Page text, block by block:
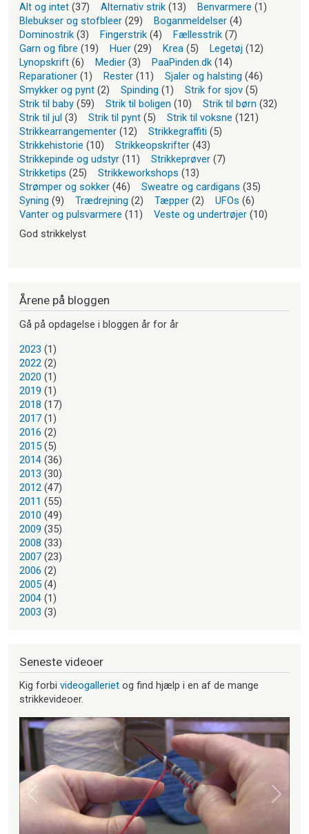
Alt og intet (37) Alternativ strik (13) Benvarmere (1)
Blebukser og stofbleer (29) Boganmeldelser (4)
Dominostrik (3) Fingerstrik (4) Fællesstrik (7)
Garn og fibre (19) Huer (29) Krea (5) Legetøj (12)
Lynopskrift (6) Medier (3) PaaPinden.dk (14)
Reparationer (1) Rester (11) Sjaler og halsting (46)
Smykker og pynt (2) Spinding (1) Strik for sjov (5)
Strik til baby (59) Strik til boligen (10) Strik til børn (32)
Strik til jul (3) Strik til pynt (5) Strik til voksne (121)
Strikkearrangementer (12) Strikkegraffiti (5)
Strikkehistorie (10) Strikkeopskrifter (43)
Strikkepinde og udstyr (11) Strikkeprøver (7)
Strikketips (25) Strikkeworkshops (13)
Strømper og sokker (46) Sweatre og cardigans (35)
Syning (9) Trædrejning (2) Tæpper (2) UFOs (6)
Vanter og pulsvarmere (11) Veste og undertrøjer (10)
God strikkelyst
Årene på bloggen
Gå på opdagelse i bloggen år for år
2023 (1)
2022 (2)
2020 (1)
2019 (1)
2018 (17)
2017 (1)
2016 (2)
2015 (5)
2014 (36)
2013 (30)
2012 (47)
2011 (55)
2010 (49)
2009 (35)
2008 (33)
2007 (23)
2006 (2)
2005 (4)
2004 (1)
2003 (3)
Seneste videoer
Kig forbi videogalleriet og find hjælp i en af de mange
strikkevideoer.
Forrige Næste